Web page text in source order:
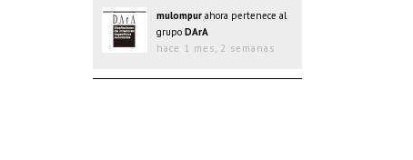
mulompur ahora pertenece al
grupo DArA
hace 1 mes, 2 semanas